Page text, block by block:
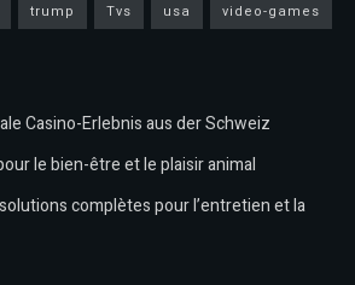
trump Tvs usa video-games
Casino-Erlebnis aus der Schweiz
le bien-être et le plaisir animal
complètes pour l’entretien et la